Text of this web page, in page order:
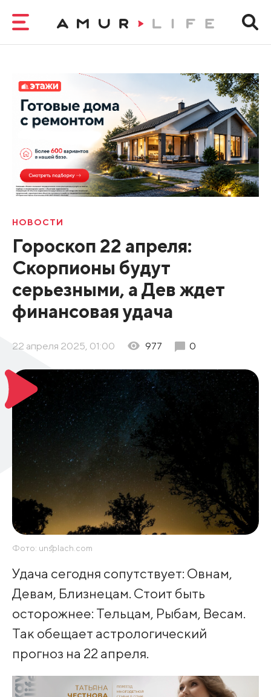
НОВОСТИ
Гороскоп 22 апреля:
Скорпионы будут
серьезными, а Дев ждет
финансовая удача
22 апреля 2025, 01:00 977 0
Фото: unsplach.com
Удача сегодня сопутствует: Овнам,
Девам, Близнецам. Стоит быть
осторожнее: Тельцам, Рыбам, Весам.
Так обещает астрологический
прогноз на 22 апреля.